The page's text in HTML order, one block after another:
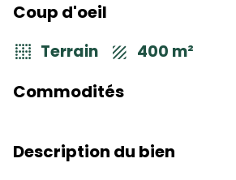
Coup d'oeil
Terrain 400 m²
Commodités
Description du bien